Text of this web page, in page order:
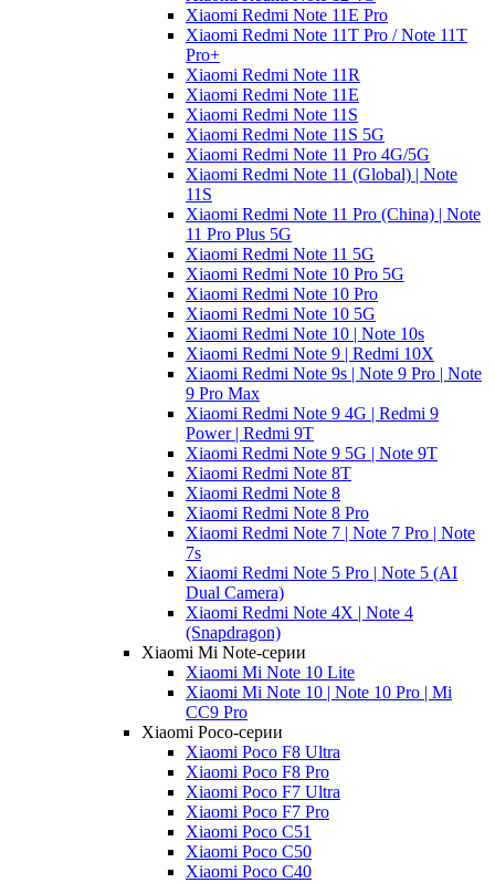
Xiaomi Redmi Note 11E Pro
Xiaomi Redmi Note 11T Pro / Note 11T
Pro+
Xiaomi Redmi Note 11R
Xiaomi Redmi Note 11E
Xiaomi Redmi Note 11S
Xiaomi Redmi Note 11S 5G
Xiaomi Redmi Note 11 Pro 4G/5G
Xiaomi Redmi Note 11 (Global) | Note
11S
Xiaomi Redmi Note 11 Pro (China) | Note
11 Pro Plus 5G
Xiaomi Redmi Note 11 5G
Xiaomi Redmi Note 10 Pro 5G
Xiaomi Redmi Note 10 Pro
Xiaomi Redmi Note 10 5G
Xiaomi Redmi Note 10 | Note 10s
Xiaomi Redmi Note 9 | Redmi 10X
Xiaomi Redmi Note 9s | Note 9 Pro | Note
9 Pro Max
Xiaomi Redmi Note 9 4G | Redmi 9
Power | Redmi 9T
Xiaomi Redmi Note 9 5G | Note 9T
Xiaomi Redmi Note 8T
Xiaomi Redmi Note 8
Xiaomi Redmi Note 8 Pro
Xiaomi Redmi Note 7 | Note 7 Pro | Note
7s
Xiaomi Redmi Note 5 Pro | Note 5 (AI
Dual Camera)
Xiaomi Redmi Note 4X | Note 4
(Snapdragon)
Xiaomi Mi Note-серии
Xiaomi Mi Note 10 Lite
Xiaomi Mi Note 10 | Note 10 Pro | Mi
CC9 Pro
Xiaomi Poco-серии
Xiaomi Poco F8 Ultra
Xiaomi Poco F8 Pro
Xiaomi Poco F7 Ultra
Xiaomi Poco F7 Pro
Xiaomi Poco C51
Xiaomi Poco C50
Xiaomi Poco C40